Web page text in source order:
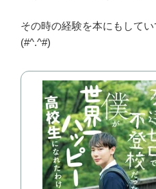
その時の経験を本にもして
(#^.^#)